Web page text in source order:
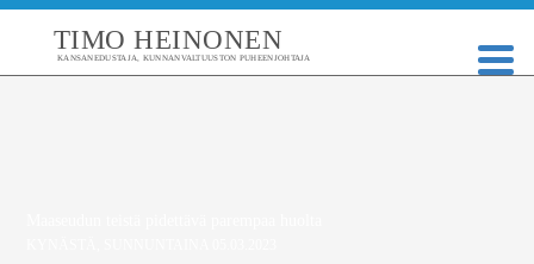
TIMO HEINONEN
KANSANEDUSTAJA, KUNNANVALTUUSTON PUHEENJOHTAJA